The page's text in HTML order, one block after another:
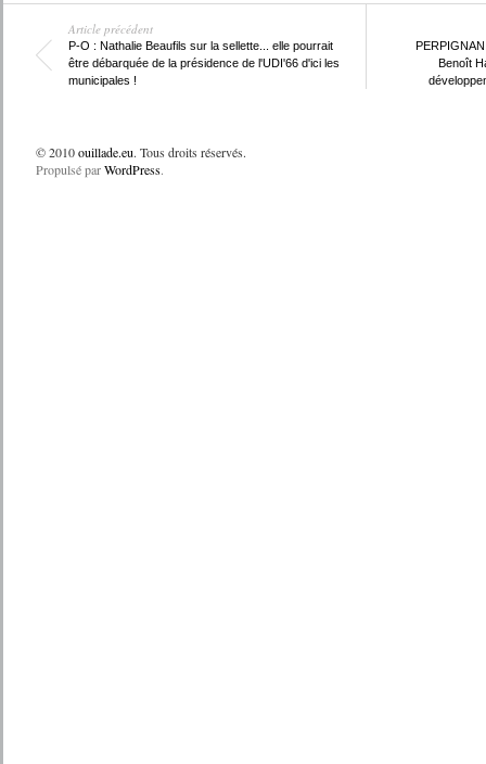
Article précédent
P-O : Nathalie Beaufils sur la sellette... elle pourrait
être débarquée de la présidence de l'UDI'66 d'ici les
municipales !
Benoît
© 2010ouillade.eu. Tous droits réservés.
Propulsé parWordPress.